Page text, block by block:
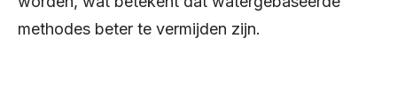
methodes beter te vermijden zijn.